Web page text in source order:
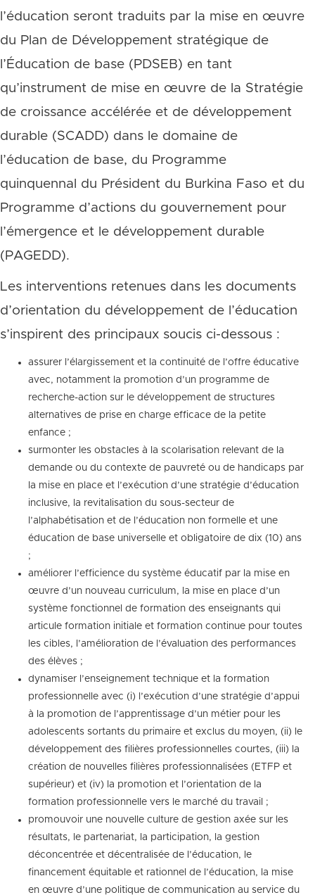
l’éducation seront traduits par la mise en œuvre
du Plan de Développement stratégique de
l’Éducation de base (PDSEB) en tant
qu’instrument de mise en œuvre de la Stratégie
de croissance accélérée et de développement
durable (SCADD) dans le domaine de
l’éducation de base, du Programme
quinquennal du Président du Burkina Faso et du
Programme d’actions du gouvernement pour
l’émergence et le développement durable
(PAGEDD).
Les interventions retenues dans les documents
d’orientation du développement de l’éducation
s’inspirent des principaux soucis ci-dessous :
assurer l’élargissement et la continuité de l’offre éducative
avec, notamment la promotion d’un programme de
recherche-action sur le développement de structures
alternatives de prise en charge efficace de la petite
enfance ;
surmonter les obstacles à la scolarisation relevant de la
demande ou du contexte de pauvreté ou de handicaps par
la mise en place et l’exécution d’une stratégie d’éducation
inclusive, la revitalisation du sous-secteur de
l’alphabétisation et de l’éducation non formelle et une
éducation de base universelle et obligatoire de dix (10) ans
;
améliorer l’efficience du système éducatif par la mise en
œuvre d’un nouveau curriculum, la mise en place d’un
système fonctionnel de formation des enseignants qui
articule formation initiale et formation continue pour toutes
les cibles, l’amélioration de l’évaluation des performances
des élèves ;
dynamiser l’enseignement technique et la formation
professionnelle avec (i) l’exécution d’une stratégie d’appui
à la promotion de l’apprentissage d’un métier pour les
adolescents sortants du primaire et exclus du moyen, (ii) le
développement des filières professionnelles courtes, (iii) la
création de nouvelles filières professionnalisées (ETFP et
supérieur) et (iv) la promotion et l’orientation de la
formation professionnelle vers le marché du travail ;
promouvoir une nouvelle culture de gestion axée sur les
résultats, le partenariat, la participation, la gestion
déconcentrée et décentralisée de l’éducation, le
financement équitable et rationnel de l’éducation, la mise
en œuvre d’une politique de communication au service du